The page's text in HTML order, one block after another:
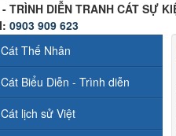
DIỄN TRANH CÁT SỰ
0903 909 623
Thế Nhân
Biểu Diễn - Trình diễn
lịch sử Việt